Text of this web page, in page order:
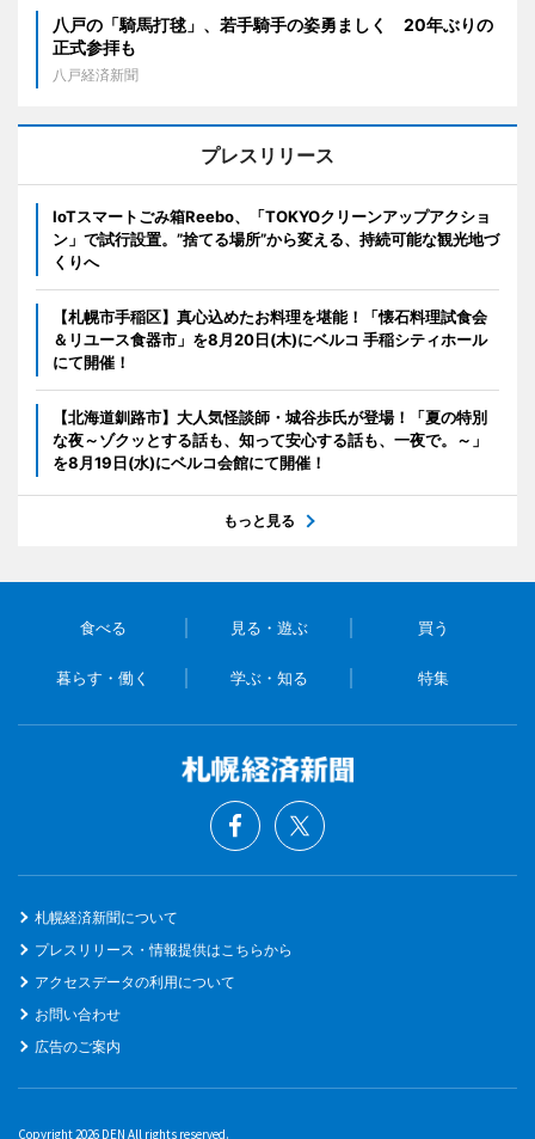
八戸の「騎馬打毬」、若手騎手の姿勇ましく 20年ぶりの
正式参拝も
八戸経済新聞
プレスリリース
IoTスマートごみ箱Reebo、「TOKYOクリーンアップアクショ
ン」で試行設置。”捨てる場所”から変える、持続可能な観光地づ
くりへ
【札幌市手稲区】真心込めたお料理を堪能！「懐石料理試食会
＆リユース食器市」を8月20日(木)にベルコ 手稲シティホール
にて開催！
【北海道釧路市】大人気怪談師・城谷歩氏が登場！「夏の特別
な夜～ゾクッとする話も、知って安心する話も、一夜で。～」
を8月19日(水)にベルコ会館にて開催！
もっと見る
食べる 見る・遊ぶ 買う
暮らす・働く 学ぶ・知る 特集
札幌経済新聞について
プレスリリース・情報提供はこちらから
アクセスデータの利用について
お問い合わせ
広告のご案内
Copyright 2026 DEN All rights reserved.